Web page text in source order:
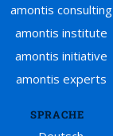
amontis consulting
amontis institute
amontis initiative
amontis experts
SPRACHE